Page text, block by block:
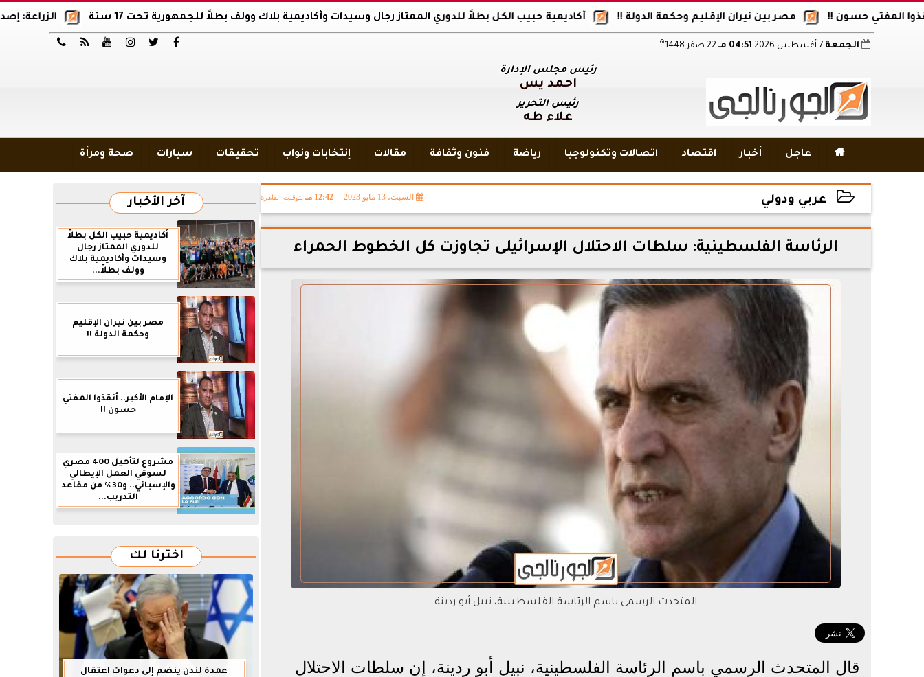
الزراعة: إصدار 12 ألف موافقة وتصريح بالمبيدات خلال 6 شهور أكاديمية حبيب الكل بطلاً للدوري الممتاز رجال وسيدات وأكاديمية بلاك وولف بطلاً للجمهورية تحت 17 سنة مصر بين نيران الإقليم وحكمة الدولة !! حسون !!





 الجمعة 04:51 مـ هـ
رئيس مجلس الإدارة
أحمد يس
رئيس التحرير
علاء طه
 عاجل أخبار اقتصاد اتصالات وتكنولوجيا رياضة فنون وثقافة مقالات إنتخابات ونواب تحقيقات سيارات صحة ومرأة
عربي ودولي السبت، 13 مايو 2023 12:42 مـ بتوقيت القاهرة
2023-05-13 12:42:46
الرئاسة الفلسطينية: سلطات الاحتلال الإسرائيلى تجاوزت كل الخطوط الحمراء
المتحدث الرسمي باسم الرئاسة الفلسطينية، نبيل أبو ردينة
قال المتحدث الرسمي باسم الرئاسة الفلسطينية، نبيل أبو ردينة، إن سلطات الاحتلال
آخر الأخبار
أكاديمية حبيب الكل بطلاً
للدوري الممتاز رجال
وسيدات وأكاديمية بلاك
وولف بطلاً...
مصر بين نيران الإقليم
وحكمة الدولة !!
الإمام الأكبر.. أنقذوا المفتي
حسون !!
مشروع لتأهيل 400 مصري
لسوقي العمل الإيطالي
والإسباني.. و30% من مقاعد
التدريب...
اخترنا لك
عمدة لندن ينضم إلى دعوات اعتقال